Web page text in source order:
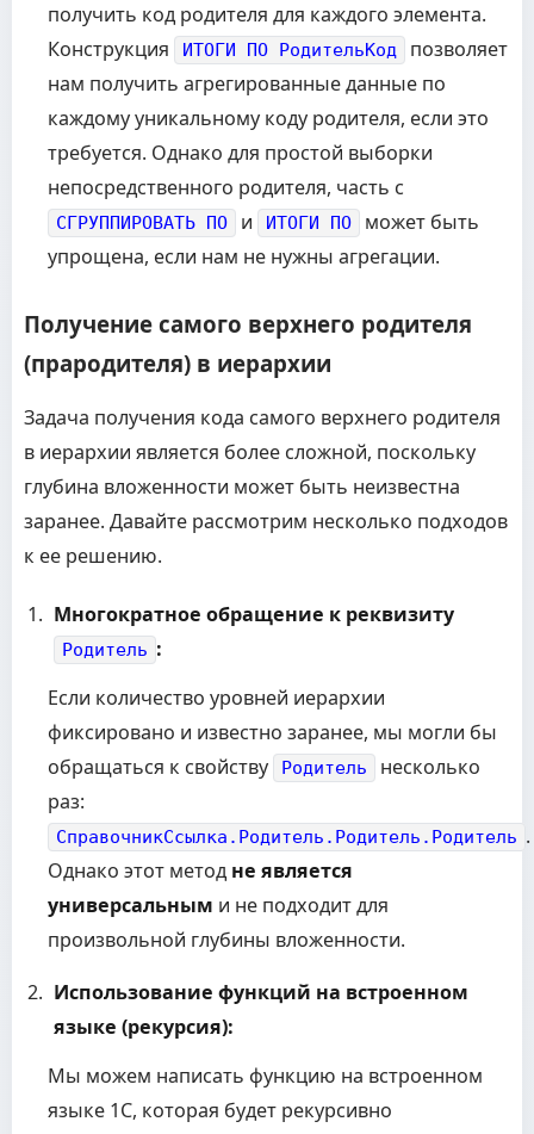
получить код родителя для каждого элемента.
Конструкция
ИТОГИ ПО РодительКод
позволяет
нам получить агрегированные данные по
каждому уникальному коду родителя, если это
требуется. Однако для простой выборки
непосредственного родителя, часть с
СГРУППИРОВАТЬ ПО и ИТОГИ ПО
может быть
упрощена, если нам не нужны агрегации.
Получение самого верхнего родителя
(прародителя) в иерархии
Задача получения кода самого верхнего родителя
в иерархии является более сложной, поскольку
глубина вложенности может быть неизвестна
заранее. Давайте рассмотрим несколько подходов
к ее решению.
Многократное обращение к реквизиту
Родитель :
Если количество уровней иерархии
фиксировано и известно заранее, мы могли бы
обращаться к свойству
Родитель
несколько
раз:
СправочникСсылка.Родитель.Родитель.Родитель .
Однако этот метод не является
универсальным и не подходит для
произвольной глубины вложенности.
Использование функций на встроенном
языке (рекурсия):
Мы можем написать функцию на встроенном
языке 1С, которая будет рекурсивно